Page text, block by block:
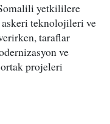
yetkililere
teknolojileri ve
taraflar
ve
projeleri